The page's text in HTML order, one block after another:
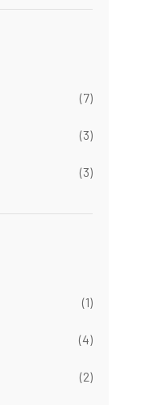
(7)
(3)
(3)
(1)
(4)
(2)